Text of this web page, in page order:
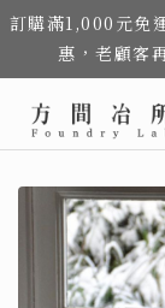
訂購滿1,000元免
惠，老顧客